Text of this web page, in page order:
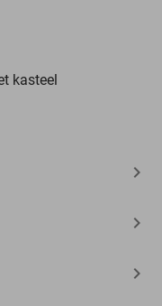
kasteel